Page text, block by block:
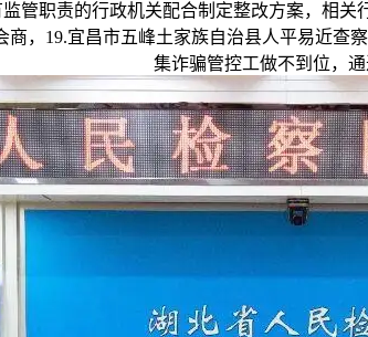
职责的行政机关配合制定整改方案，相关
，19.宜昌市五峰土家族自治县人平易近
集诈骗管控工做不到位，通